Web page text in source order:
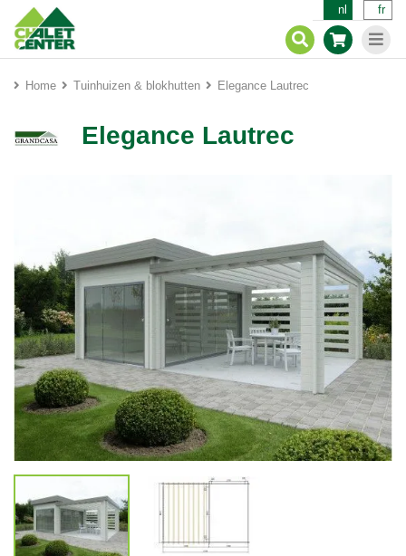
nl fr
Home Tuinhuizen & blokhutten Elegance Lautrec
Elegance Lautrec